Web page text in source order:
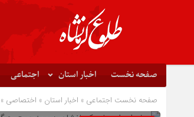
صفحه نخست اخبار استان اجتماعی
صفحه نخست اجتماعی » اخبار استان » اختصاصی »